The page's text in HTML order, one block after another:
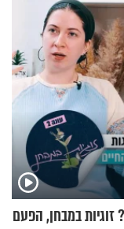
במבחן, הפעם